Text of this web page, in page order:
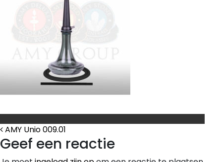
Bericht Navigatie
AMY Unio 009.01
Geef een reactie